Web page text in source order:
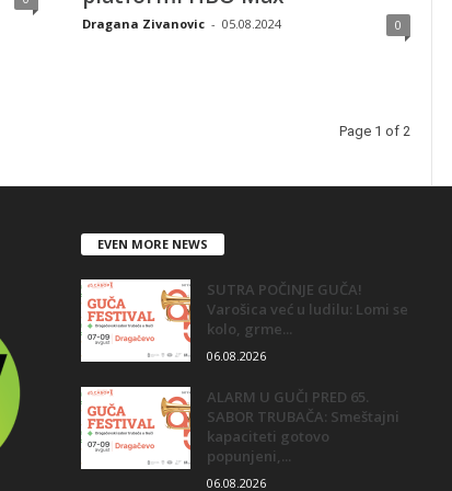
Dragana Zivanovic - 05.08.2024 0
Page 1 of 2
EVEN MORE NEWS
SUTRA POČINJE GUČA!
Varošica već u ludilu: Lomi se
kolo, grme...
06.08.2026
ALARM U GUČI PRED 65.
SABOR TRUBAČA: Smeštajni
kapaciteti gotovo
popunjeni,...
06.08.2026